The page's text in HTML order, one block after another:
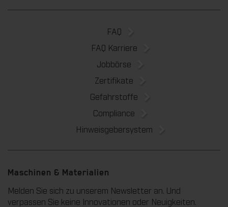
FAQ
FAQ Karriere
Jobbörse
Zertifikate
Gefahrstoffe
Compliance
Hinweisgebersystem
Maschinen & Materialien
Melden Sie sich zu unserem Newsletter an. Und
verpassen Sie keine Innovationen oder Neuigkeiten.